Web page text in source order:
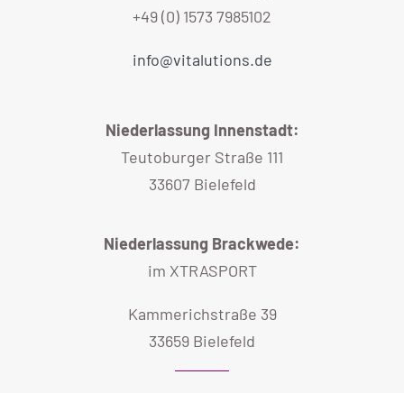
+49 (0) 1573 7985102
info@vitalutions.de
Niederlassung Innenstadt:
Teutoburger Straße 111
33607 Bielefeld
Niederlassung Brackwede:
im XTRASPORT
Kammerichstraße 39
33659 Bielefeld